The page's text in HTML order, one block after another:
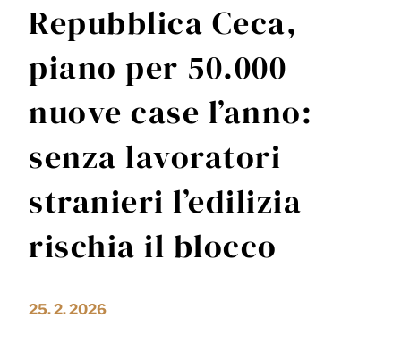
Repubblica Ceca,
piano per 50.000
nuove case l’anno:
senza lavoratori
stranieri l’edilizia
rischia il blocco
25. 2. 2026